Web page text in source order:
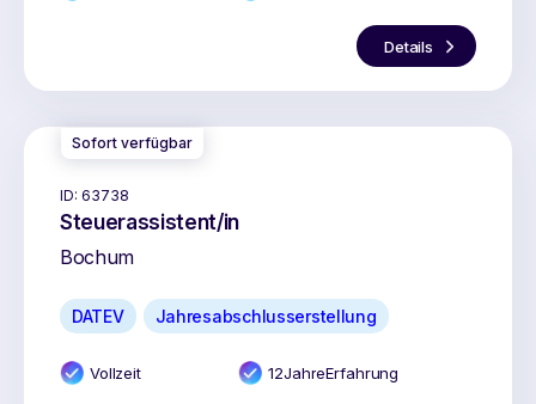
Details
Sofort verfügbar
ID: 63738
Steuerassistent/in
Bochum
DATEV Jahresabschlusserstellung
Vollzeit 12JahreErfahrung